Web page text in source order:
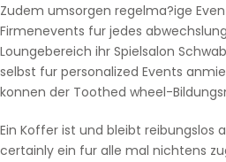
Zudem umsorgen regelma?ige
Firmenevents fur jedes
Loungebereich ihr Spielsalon
selbst fur personalized Events
konnen der Toothed wheel-
Ein Koffer ist und bleibt reibungslos
certainly ein fur alle mal nichtens